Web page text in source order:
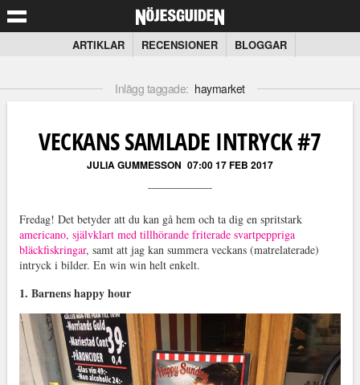
ARTIKLAR RECENSIONER BLOGGAR
Inlägg taggade: haymarket
VECKANS SAMLADE INTRYCK #7
JULIA GUMMESSON 07:00 17 FEB 2017
Fredag! Det betyder att du kan gå hem och ta dig en spritstark
americano, självklart med tillhörande friterade svartpeppriga
bläckfiskringar, samt att jag kan summera veckans (matrelaterade)
intryck i bilder. En win win helt enkelt.
1. Barnens happy hour